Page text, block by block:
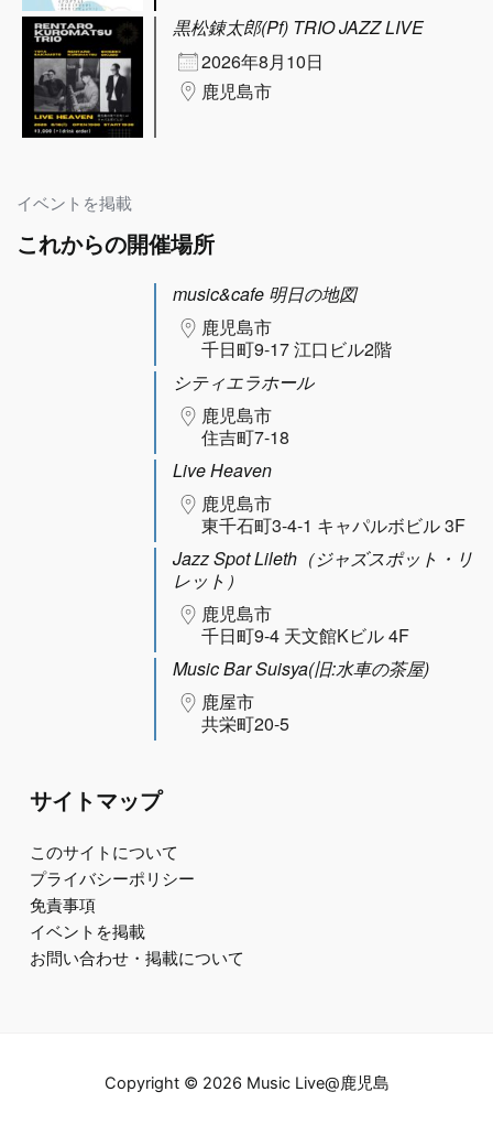
黒松錬太郎(Pf) TRIO JAZZ LIVE
2026年8月10日
鹿児島市
イベントを掲載
これからの開催場所
music&cafe 明日の地図
鹿児島市
千日町9-17 江口ビル2階
シティエラホール
鹿児島市
住吉町7-18
Live Heaven
鹿児島市
東千石町3-4-1 キャパルボビル 3F
Jazz Spot Lileth（ジャズスポット・リ
レット）
鹿児島市
千日町9-4 天文館Kビル 4F
Music Bar Suisya(旧:水車の茶屋)
鹿屋市
共栄町20-5
サイトマップ
このサイトについて
プライバシーポリシー
免責事項
イベントを掲載
お問い合わせ・掲載について
Copyright © 2026 Music Live@鹿児島